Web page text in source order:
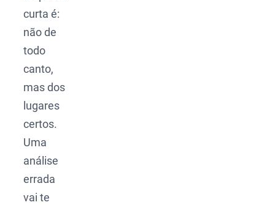
curta é:
não de
todo
canto,
mas dos
lugares
certos.
Uma
análise
errada
vai te